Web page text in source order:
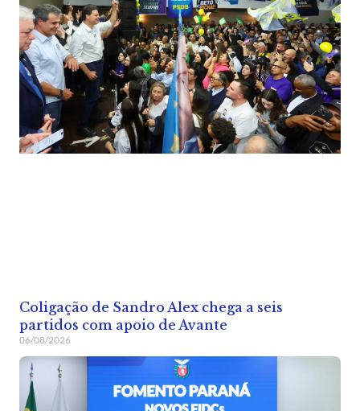
Coligação de Sandro Alex chega a seis
partidos com apoio de Avante
06/08/2026